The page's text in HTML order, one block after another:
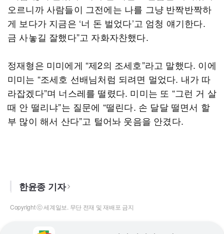
오르니까 사람들이 그전에는 나를 그냥 반짝반짝하
게 보다가 지금은 ‘너 돈 벌었다’고 엄청 얘기한다.
금 사놓길 잘했다”고 자화자찬했다.
정재형은 미미에게 “제2의 조세호”라고 말했다. 이에
미미는 “조세호 선배님처럼 되려면 멀었다. 내가 따
라잡겠다”며 너스레를 떨렸다. 미미는 또 “그런 거 살
때 안 떨리냐”는 질문에 “떨린다. 손 달달 떨면서 할
부 많이 해서 산다”고 털어놔 웃음을 안겼다.
한윤종 기자
Copyright ⓒ 세계일보. 무단 전재 및 재배포 금지